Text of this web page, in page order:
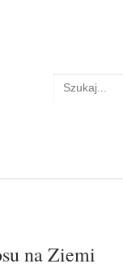
Search
for:
na Ziemi